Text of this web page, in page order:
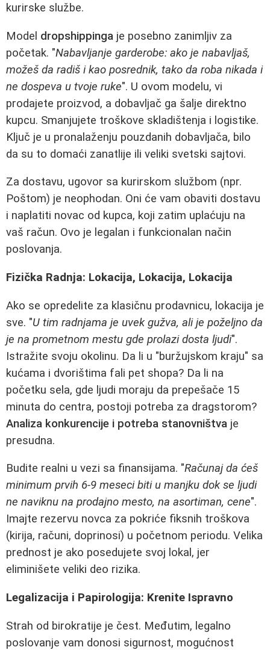
kurirske službe.
Model dropshippinga je posebno zanimljiv za
početak. "Nabavljanje garderobe: ako je nabavljaš,
možeš da radiš i kao posrednik, tako da roba nikada i
ne dospeva u tvoje ruke". U ovom modelu, vi
prodajete proizvod, a dobavljač ga šalje direktno
kupcu. Smanjujete troškove skladištenja i logistike.
Ključ je u pronalaženju pouzdanih dobavljača, bilo
da su to domaći zanatlije ili veliki svetski sajtovi.
Za dostavu, ugovor sa kurirskom službom (npr.
Poštom) je neophodan. Oni će vam obaviti dostavu
i naplatiti novac od kupca, koji zatim uplaćuju na
vaš račun. Ovo je legalan i funkcionalan način
poslovanja.
Fizička Radnja: Lokacija, Lokacija, Lokacija
Ako se opredelite za klasičnu prodavnicu, lokacija je
sve. "U tim radnjama je uvek gužva, ali je poželjno da
je na prometnom mestu gde prolazi dosta ljudi".
Istražite svoju okolinu. Da li u "buržujskom kraju" sa
kućama i dvorištima fali pet shopa? Da li na
početku sela, gde ljudi moraju da prepešače 15
minuta do centra, postoji potreba za dragstorom?
Analiza konkurencije i potreba stanovništva je
presudna.
Budite realni u vezi sa finansijama. "Računaj da ćeš
minimum prvih 6-9 meseci biti u manjku dok se ljudi
ne naviknu na prodajno mesto, na asortiman, cene".
Imajte rezervu novca za pokriće fiksnih troškova
(kirija, računi, doprinosi) u početnom periodu. Velika
prednost je ako posedujete svoj lokal, jer
eliminišete veliki deo rizika.
Legalizacija i Papirologija: Krenite Ispravno
Strah od birokratije je čest. Međutim, legalno
poslovanje vam donosi sigurnost, mogućnost